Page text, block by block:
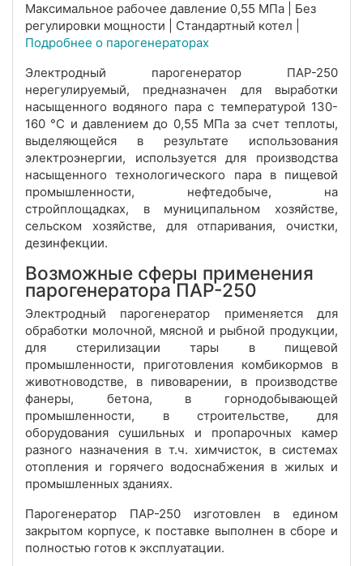
Максимальное рабочее давление 0,55 МПа | Без
регулировки мощности | Стандартный котел |
Подробнее о парогенераторах
Электродный парогенератор ПАР-250
нерегулируемый, предназначен для выработки
насыщенного водяного пара с температурой 130-
160 °С и давлением до 0,55 МПа за счет теплоты,
выделяющейся в результате использования
электроэнергии, используется для производства
насыщенного технологического пара в пищевой
промышленности, нефтедобыче, на
стройплощадках, в муниципальном хозяйстве,
сельском хозяйстве, для отпаривания, очистки,
дезинфекции.
Возможные сферы применения
парогенератора ПАР-250
Электродный парогенератор применяется для
обработки молочной, мясной и рыбной продукции,
для стерилизации тары в пищевой
промышленности, приготовления комбикормов в
животноводстве, в пивоварении, в производстве
фанеры, бетона, в горнодобывающей
промышленности, в строительстве, для
оборудования сушильных и пропарочных камер
разного назначения в т.ч. химчисток, в системах
отопления и горячего водоснабжения в жилых и
промышленных зданиях.
Парогенератор ПАР-250 изготовлен в едином
закрытом корпусе, к поставке выполнен в сборе и
полностью готов к эксплуатации.